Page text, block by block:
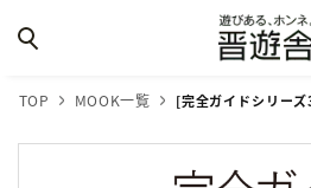
TOP MOOK一覧 [完全ガイドシリー